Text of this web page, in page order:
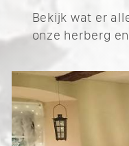
Bekijk wat er
onze herberg